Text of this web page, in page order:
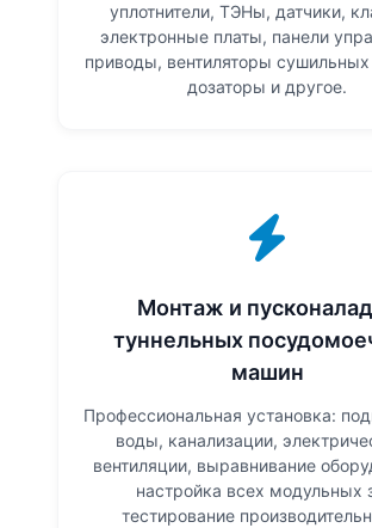
уплотнители, ТЭНы, датчики,
электронные платы, панели
приводы, вентиляторы
дозаторы и другое.
Монтаж и
туннельных
машин
Профессиональная установка:
воды, канализации,
вентиляции, выравнивание
настройка всех модульных
тестирование